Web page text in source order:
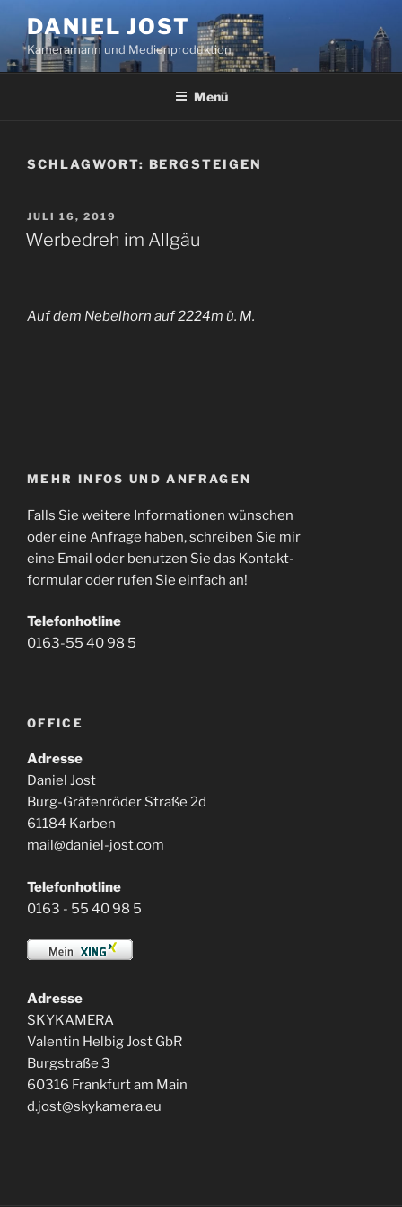
Inhalt
springen
DANIEL JOST
Kameramann und Medienproduktion
Menü
SCHLAGWORT: BERGSTEIGEN
VERÖFFENTLICHT
AM
JULI 16, 2019
Werbedreh im Allgäu
Auf dem Nebelhorn auf 2224m ü. M.
MEHR INFOS UND ANFRAGEN
Falls Sie weitere Informationen wünschen
oder eine Anfrage haben, schreiben Sie mir
eine Email oder benutzen Sie das Kontakt-
formular oder rufen Sie einfach an!
Telefonhotline
0163-55 40 98 5
OFFICE
Adresse
Daniel Jost
Burg-Gräfenröder Straße 2d
61184 Karben
mail@daniel-jost.com
Telefonhotline
0163 - 55 40 98 5
Adresse
SKYKAMERA
Valentin Helbig Jost GbR
Burgstraße 3
60316 Frankfurt am Main
d.jost@skykamera.eu